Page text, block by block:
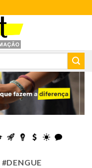
#DENGUE